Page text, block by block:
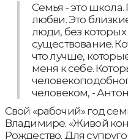
Семья - это
любви. Это
люди, без
существование.
что лучше,
меня к себе.
человеком, -
Свой «рабочий» год
Владимире. «Живой
Рождество. Для